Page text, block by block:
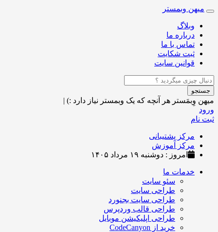
Toggle
navigation
میهن وبمستر
وبلاگ
درباره ما
تماس با ما
ثبت شکایت
قوانین سایت
جستجو
میهن وِبمَستر هر آنچه که یک وبمستر نیاز دارد :) |
ورود
ثبت نام
مرکز پشتیبانی
مرکز آموزش
امروز : دوشنبه ۱۹ مرداد ۱۴۰۵
خدمات ما
سئو سایت
طراحی سایت
طراحی سایت بجنورد
طراحی قالب وردپرس
طراحی اپلیکیشن موبایل
خرید از CodeCanyon